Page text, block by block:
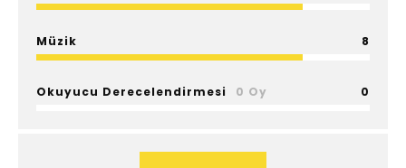
Müzik 8
Okuyucu Derecelendirmesi 0 Oy 0